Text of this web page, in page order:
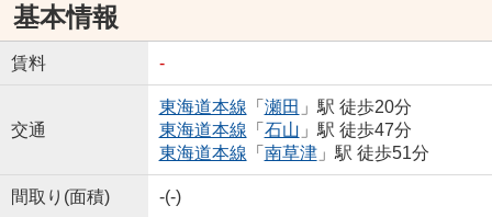
基本情報
賃料 -
交通
東海道本線 「 瀬田 」駅 徒歩20分
東海道本線 「 石山 」駅 徒歩47分
東海道本線 「 南草津」駅 徒歩51分
間取り(面積) -(-)